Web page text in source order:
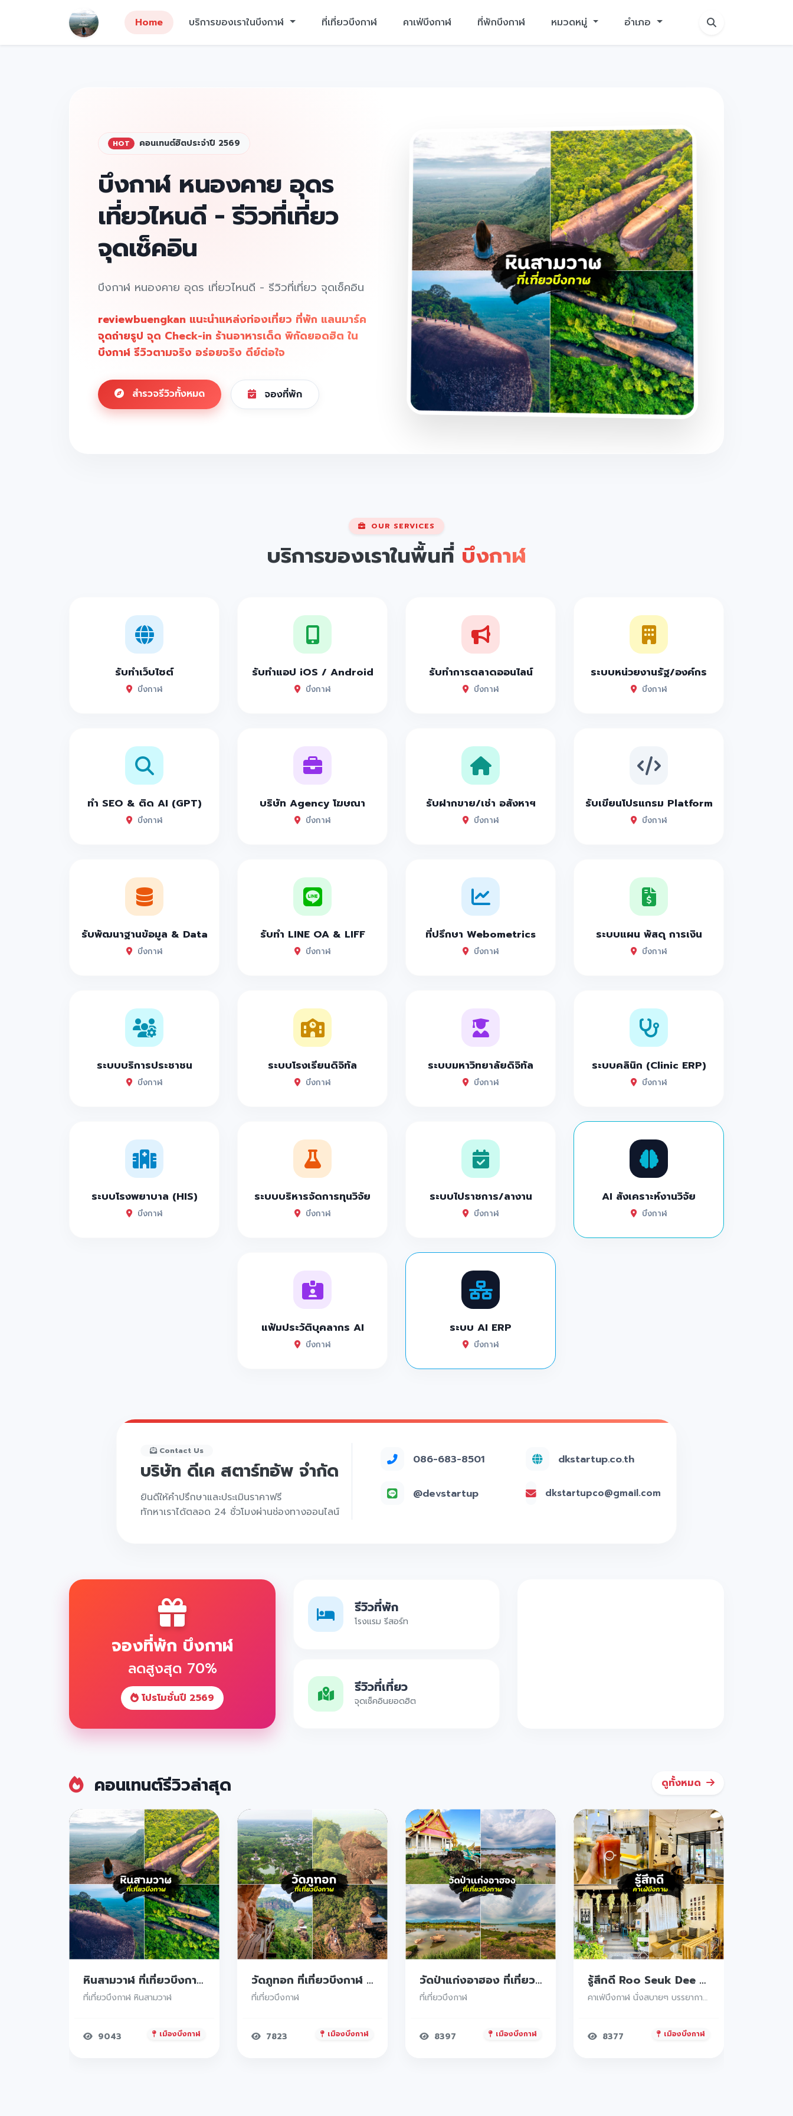
Home บริการของเราในบึงกาฬ ที่เที่ยวบึงกาฬ คาเฟ่บึงกาฬ ที่พักบึงกาฬ หมวดหมู่ อำเภอ
HOT คอนเทนต์ฮิตประจำปี 2569
บึงกาฬ หนองคาย อุดร
เที่ยวไหนดี - รีวิวที่เที่ยว
จุดเช็คอิน
บึงกาฬ หนองคาย อุดร เที่ยวไหนดี - รีวิวที่เที่ยว จุดเช็คอิน
reviewbuengkan แนะนำแหล่งท่องเที่ยว ที่พัก แลนมาร์ค
จุดถ่ายรูป จุด Check-in ร้านอาหารเด็ด พิกัดยอดฮิต ใน
บึงกาฬ รีวิวตามจริง อร่อยจริง ดีย์ต่อใจ
สำรวจรีวิวทั้งหมด จองที่พัก
OUR SERVICES
บริการของเราในพื้นที่ บึงกาฬ
รับทำเว็บไซต์
บึงกาฬ
รับทำแอป iOS / Android
บึงกาฬ
รับทำการตลาดออนไลน์
บึงกาฬ
ระบบหน่วยงานรัฐ/องค์กร
บึงกาฬ
ทำ SEO & ติด AI (GPT)
บึงกาฬ
บริษัท Agency โฆษณา
บึงกาฬ
รับฝากขาย/เช่า อสังหาฯ
บึงกาฬ
รับเขียนโปรแกรม Platform
บึงกาฬ
รับพัฒนาฐานข้อมูล & Data
บึงกาฬ
รับทำ LINE OA & LIFF
บึงกาฬ
ที่ปรึกษา Webometrics
บึงกาฬ
ระบบแผน พัสดุ การเงิน
บึงกาฬ
ระบบบริการประชาชน
บึงกาฬ
ระบบโรงเรียนดิจิทัล
บึงกาฬ
ระบบมหาวิทยาลัยดิจิทัล
บึงกาฬ
ระบบคลินิก (Clinic ERP)
บึงกาฬ
ระบบโรงพยาบาล (HIS)
บึงกาฬ
ระบบบริหารจัดการทุนวิจัย
บึงกาฬ
ระบบไปราชการ/ลางาน
บึงกาฬ
AI สังเคราะห์งานวิจัย
บึงกาฬ
แฟ้มประวัติบุคลากร AI
บึงกาฬ
ระบบ AI ERP
บึงกาฬ
Contact Us
บริษัท ดีเค สตาร์ทอัพ จำกัด
ยินดีให้คำปรึกษาและประเมินราคาฟรี
ทักหาเราได้ตลอด 24 ชั่วโมงผ่านช่องทางออนไลน์
086-683-8501
@devstartup
dkstartup.co.th
dkstartupco@gmail.com
จองที่พัก บึงกาฬ
ลดสูงสุด 70%
โปรโมชั่นปี 2569
รีวิวที่พัก
โรงแรม รีสอร์ท
รีวิวที่เที่ยว
จุดเช็คอินยอดฮิต
คอนเทนต์รีวิวล่าสุด ดูทั้งหมด
หินสามวาฬ ที่เที่ยวบึงกาฬ ความสวยใหญ่ๆติดหน้าผาสูง แยกตัวเป็น 3 ก้อนใหญ่ๆ เรียงติดกัน อายุคร่าวๆ 75 ล้านปีเลยทีเดียว
ที่เที่ยวบึงกาฬ หินสามวาฬ
9043 เมืองบึงกาฬ
วัดภูทอก ที่เที่ยวบึงกาฬ วิวสวยหลักล้าน ต้องมาสักครั้งในชีวิต
ที่เที่ยวบึงกาฬ
7823 เมืองบึงกาฬ
วัดป่าแก่งอาฮอง ที่เที่ยวบึงกาฬ ปากคาด วิวสวยหลักล้าน บรรยากาศดี
ที่เที่ยวบึงกาฬ
8397 เมืองบึงกาฬ
รู้สึกดี Roo Seuk Dee Cafe Studio คาเฟ่บึงกาฬ
คาเฟ่บึงกาฬ นั่งสบายๆ บรรยากาศดี นั่งชิว นั่งทำงานได้เลย
8377 เมืองบึงกาฬ